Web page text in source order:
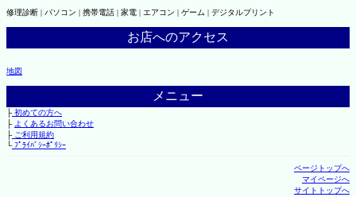
修理診断 | パソコン | 携帯電話 | 家電 | エアコン | ゲーム | デジタルプリント
お店へのアクセス
地図
メニュー
├初めての方へ
├ よくあるお問い合わせ
├ご利用規約
└ﾌﾟﾗｲﾊﾞｼｰﾎﾟﾘｼｰ
ページトップへ
マイページへ
サイトトップへ